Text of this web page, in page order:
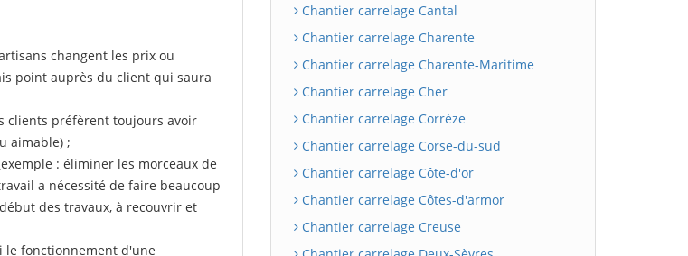
changent les prix ou
point auprès du client qui saura
clients préfèrent toujours avoir
aimable) ;
: éliminer les morceaux de
a nécessité de faire beaucoup
des travaux, à recouvrir et
le fonctionnement d'une
Chantier carrelage Cantal
Chantier carrelage Charente
Chantier carrelage Charente-Maritime
Chantier carrelage Cher
Chantier carrelage Corrèze
Chantier carrelage Corse-du-sud
Chantier carrelage Côte-d'or
Chantier carrelage Côtes-d'armor
Chantier carrelage Creuse